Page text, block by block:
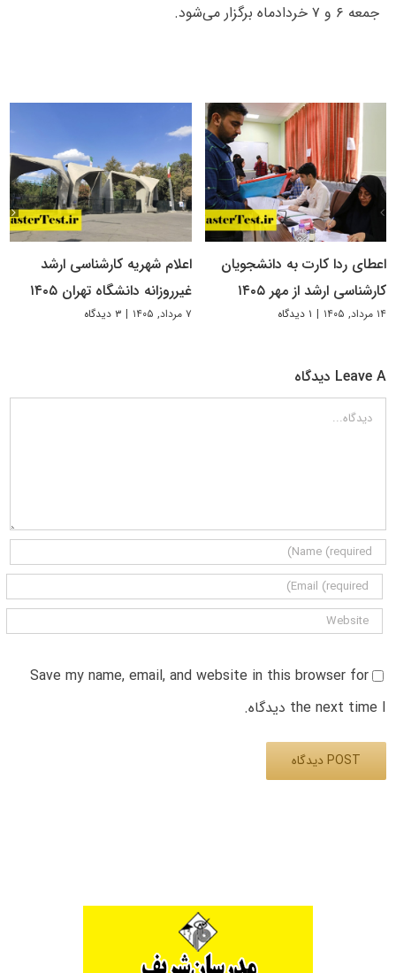
جمعه ۶ و ۷ خردادماه برگزار می‌شود.
اعطای ردا کارت به دانشجویان
کارشناسی ارشد از مهر ۱۴۰۵
۱۴ مرداد, ۱۴۰۵ | ۱ دیدگاه
اعلام شهریه کارشناسی ارشد
غیرروزانه دانشگاه تهران ۱۴۰۵
۷ مرداد, ۱۴۰۵ | ۳ دیدگاه
Leave A دیدگاه
دیدگاه
Save my name, email, and website in this browser for
the next time I دیدگاه.